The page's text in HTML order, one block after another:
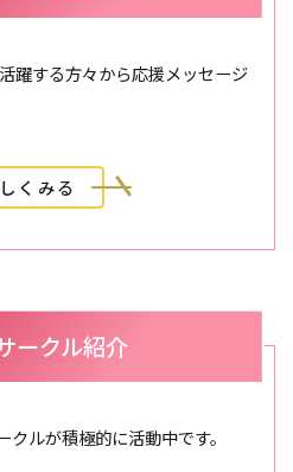
躍する方々から応援メッセージ
くみる
ークル紹介
ルが積極的に活動中です。